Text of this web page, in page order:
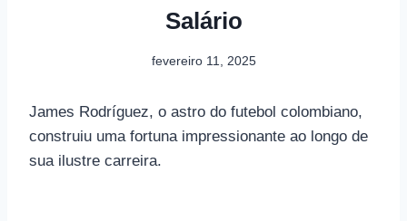
Salário
fevereiro 11, 2025
James Rodríguez, o astro do futebol colombiano,
construiu uma fortuna impressionante ao longo de
sua ilustre carreira.